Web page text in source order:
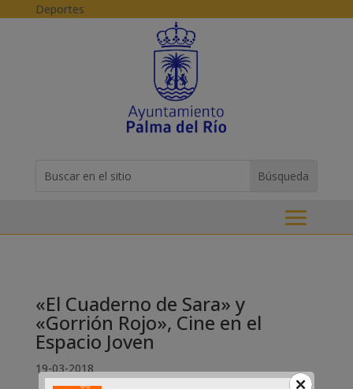
Skip to content
Deportes
for...
«El Cuaderno de Sara» y
«Gorrión Rojo», Cine en el
Espacio Joven
19-03-2018